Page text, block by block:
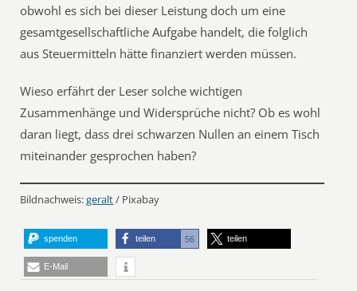
obwohl es sich bei dieser Leistung doch um eine
gesamtgesellschaftliche Aufgabe handelt, die folglich
aus Steuermitteln hätte finanziert werden müssen.
Wieso erfährt der Leser solche wichtigen
Zusammenhänge und Widersprüche nicht? Ob es wohl
daran liegt, dass drei schwarzen Nullen an einem Tisch
miteinander gesprochen haben?
Bildnachweis:geralt/ Pixabay
spenden teilen 56 teilen
E-Mail